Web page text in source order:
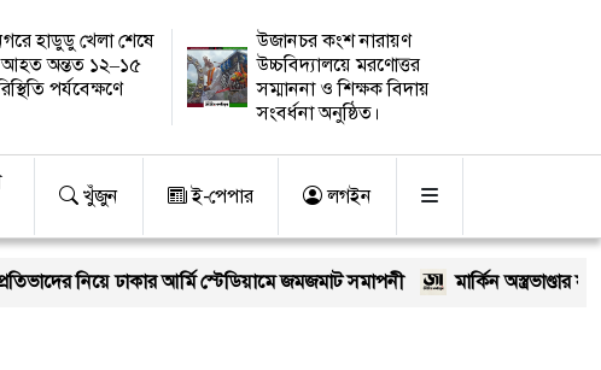
হাডুডু খেলা শেষে
আহত অন্তত ১২–১৫
পর্যবেক্ষণে
উজানচর কংশ নারায়ণ
উচ্চবিদ্যালয়ে মরণোত্তর
সম্মাননা ও শিক্ষক বিদায়
সংবর্ধনা অনুষ্ঠিত।
খুঁজুন ই-পেপার লগইন
নিয়ে ঢাকার আর্মি স্টেডিয়ামে জমজমাট সমাপনী মার্কিন অস্ত্রভাণ্ডার